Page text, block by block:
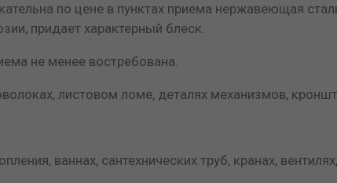
по цене в пунктах приема нержавеющая
придает характерный блеск.
не менее востребована.
листовом ломе, деталях механизмов,
ваннах, сантехнических труб, кранах,